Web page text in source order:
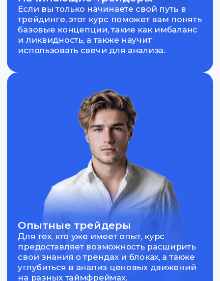
Трейдеры, интересующиеся
Курс даст возможность глубже изучить
технический анализ и научиться
применять его в реальных условиях
Начальные требования
Эти требования помогут участникам успешно
освоить курс и развить свои навыки